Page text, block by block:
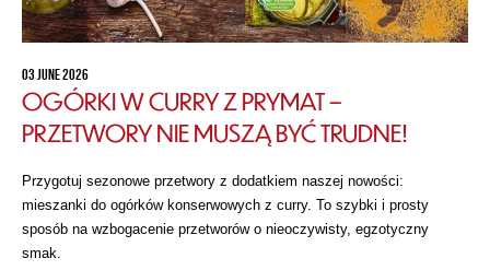
03 JUNE 2026
OGÓRKI W CURRY Z PRYMAT –
PRZETWORY NIE MUSZĄ BYĆ TRUDNE!
Przygotuj sezonowe przetwory z dodatkiem naszej nowości:
mieszanki do ogórków konserwowych z curry. To szybki i prosty
sposób na wzbogacenie przetworów o nieoczywisty, egzotyczny
smak.